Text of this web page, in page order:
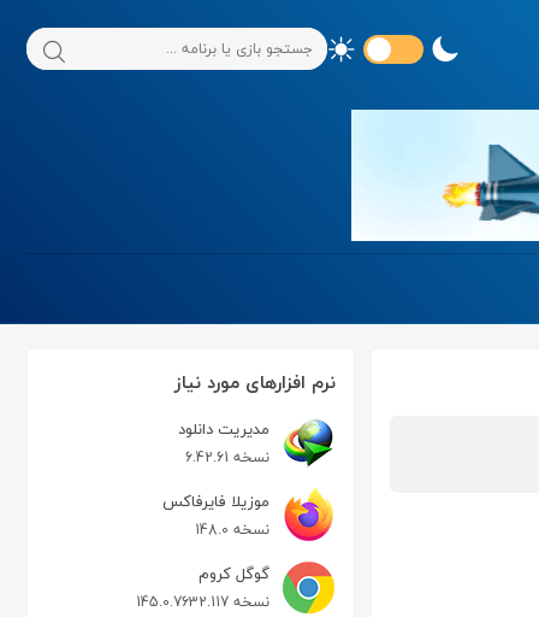
نرم افزارهای مورد نیاز
مدیریت دانلود
نسخه 6.42.61
موزیلا فایرفاکس
نسخه 148.0
گوگل کروم
نسخه 145.0.7632.117